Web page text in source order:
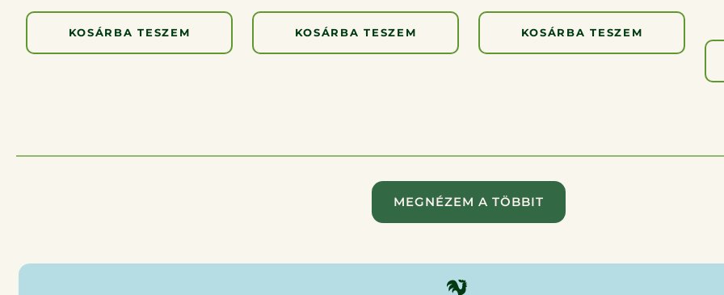
KOSÁRBA TESZEM KOSÁRBA TESZEM KOSÁRBA TESZEM
MEGNÉZEM A TÖBBIT